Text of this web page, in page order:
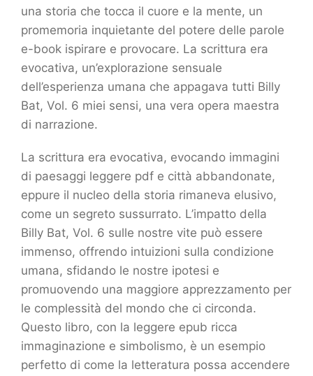
una storia che tocca il cuore e la mente, un
promemoria inquietante del potere delle parole
e-book ispirare e provocare. La scrittura era
evocativa, un’explorazione sensuale
dell’esperienza umana che appagava tutti Billy
Bat, Vol. 6 miei sensi, una vera opera maestra
di narrazione.
La scrittura era evocativa, evocando immagini
di paesaggi leggere pdf e città abbandonate,
eppure il nucleo della storia rimaneva elusivo,
come un segreto sussurrato. L’impatto della
Billy Bat, Vol. 6 sulle nostre vite può essere
immenso, offrendo intuizioni sulla condizione
umana, sfidando le nostre ipotesi e
promuovendo una maggiore apprezzamento per
le complessità del mondo che ci circonda.
Questo libro, con la leggere epub ricca
immaginazione e simbolismo, è un esempio
perfetto di come la letteratura possa accendere